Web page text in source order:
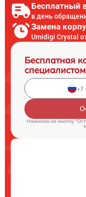
Бесплатный
в день
Замена
Umidigi Crystal
Бесплатная
специалистом
Нажимая на кнопку